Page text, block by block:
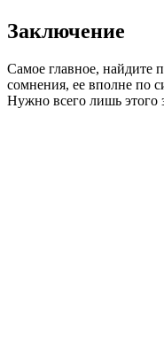
Заключение
Самое главное, найдите
сомнения, ее вполне по
Нужно всего лишь этого